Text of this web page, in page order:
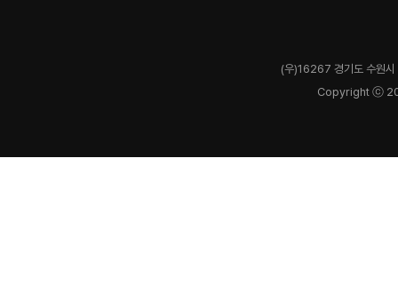
(우)16267 경기도 수원
Copyright ⓒ